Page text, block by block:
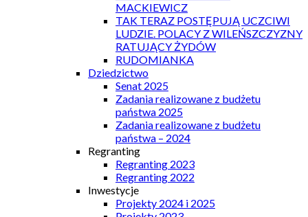
MACKIEWICZ
TAK TERAZ POSTĘPUJĄ UCZCIWI
LUDZIE. POLACY Z WILEŃSZCZYZNY
RATUJĄCY ŻYDÓW
RUDOMIANKA
Dziedzictwo
Senat 2025
Zadania realizowane z budżetu
państwa 2025
Zadania realizowane z budżetu
państwa – 2024
Regranting
Regranting 2023
Regranting 2022
Inwestycje
Projekty 2024 i 2025